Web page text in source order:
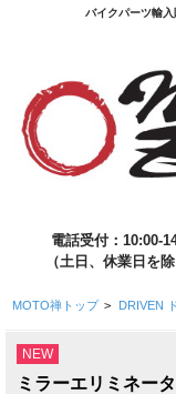
バイクパーツ輸
電話受付：10:00-
（土日、休業日を除
MOTO禅トップ > DRIVEN
NEW
ミラーエリミネー